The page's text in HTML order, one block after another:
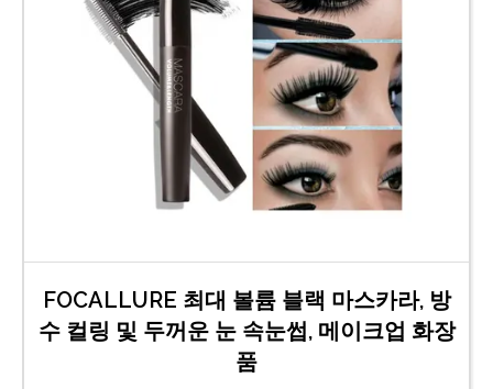
FOCALLURE 최대 볼륨 블랙 마스카라, 방
수 컬링 및 두꺼운 눈 속눈썹, 메이크업 화장
품